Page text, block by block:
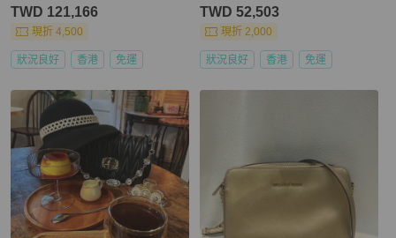
TWD 121,166
現折 4,500
狀況良好 香港 免運
TWD 52,503
現折 2,000
狀況良好 香港 免運